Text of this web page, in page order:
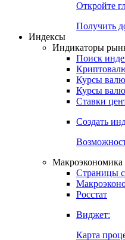
Календарь
Откройте
Получить
Индикаторы
Поиск
Курсы
Ставки
Создать
Страницы
Росстат